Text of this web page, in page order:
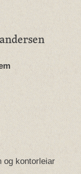
og kontorleiar